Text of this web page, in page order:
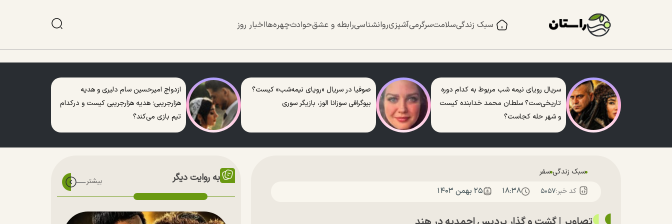
سبک زندگیسلامتسرگرمیآشپزیروانشناسیرابطه و عشقحوادثچهره‌هااخبار روز
سریال رویای نیمه شب مربوط به کدام دوره
تاریخی‌ست؟ سلطان محمد خدابنده کیست
و شهر حله کجاست؟
صوفیا در سریال «رویای نیمه‌شب» کیست؟
بیوگرافی سوزانا الوز، بازیگر سوری
ازدواج امیرحسین سام دلیری و هدیه
هزارجریبی؛ هدیه هزارجریبی کیست و درکدام
تیم بازی می‌کند؟
سبک زندگی سفر
کد خبر:۵۰۵۷ ۱۸:۳۸ ۲۵ بهمن ۱۴۰۳
به روایت دیگر